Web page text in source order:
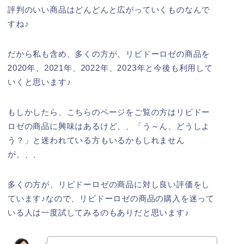
評判のいい商品はどんどんと広がっていくものなんで
すね♪
だから私も含め、多くの方が、リビドーロゼの商品を
2020年、2021年、2022年、2023年と今後も利用して
いくと思います♪
もしかしたら、こちらのページをご覧の方はリビドー
ロゼの商品に興味はあるけど、、「う～ん、どうしよ
う？」と迷われている方もいるかもしれません
が、、、
多くの方が、リビドーロゼの商品に対し良い評価をし
ています♪なので、リビドーロゼの商品の購入を迷って
いる人は一度試してみるのもありだと思います♪